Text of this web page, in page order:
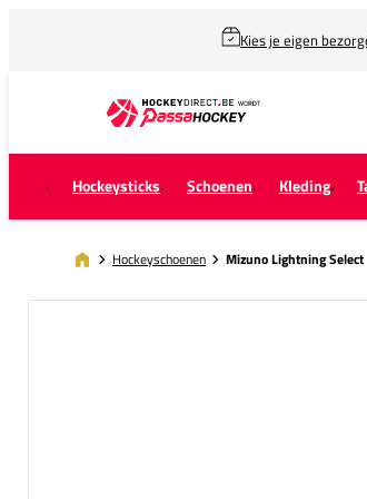
Kies je eigen
Hockeysticks Schoenen Kleding
Hockeyschoenen Mizuno Lightning Select